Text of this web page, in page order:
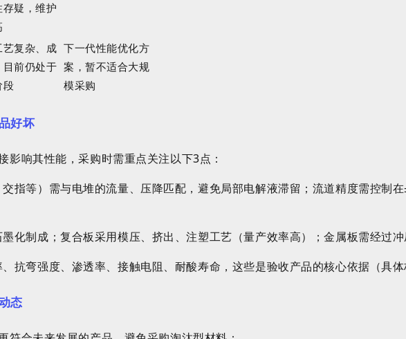
疑，维护
艺复杂、成
目前仍处于
段
下一代性能优化方
案，暂不适合大规
模采购
好坏
响其性能，采购时需重点关注以下3点：
指等）需与电堆的流量、压降匹配，避免局部电解液滞留；流道精度需控制
化制成；复合板采用模压、挤出、注塑工艺（量产效率高）；金属板需经过
抗弯强度、渗透率、接触电阻、耐酸寿命，这些是验收产品的核心依据（具
态